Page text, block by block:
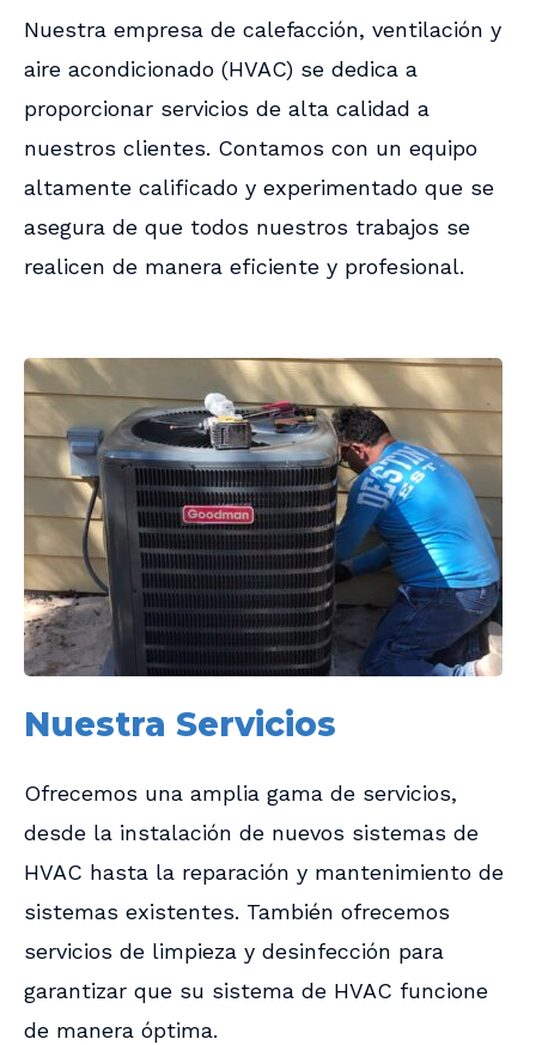
Nuestra empresa de calefacción, ventilación y
aire acondicionado (HVAC) se dedica a
proporcionar servicios de alta calidad a
nuestros clientes. Contamos con un equipo
altamente calificado y experimentado que se
asegura de que todos nuestros trabajos se
realicen de manera eficiente y profesional.
Nuestra Servicios
Ofrecemos una amplia gama de servicios,
desde la instalación de nuevos sistemas de
HVAC hasta la reparación y mantenimiento de
sistemas existentes. También ofrecemos
servicios de limpieza y desinfección para
garantizar que su sistema de HVAC funcione
de manera óptima.